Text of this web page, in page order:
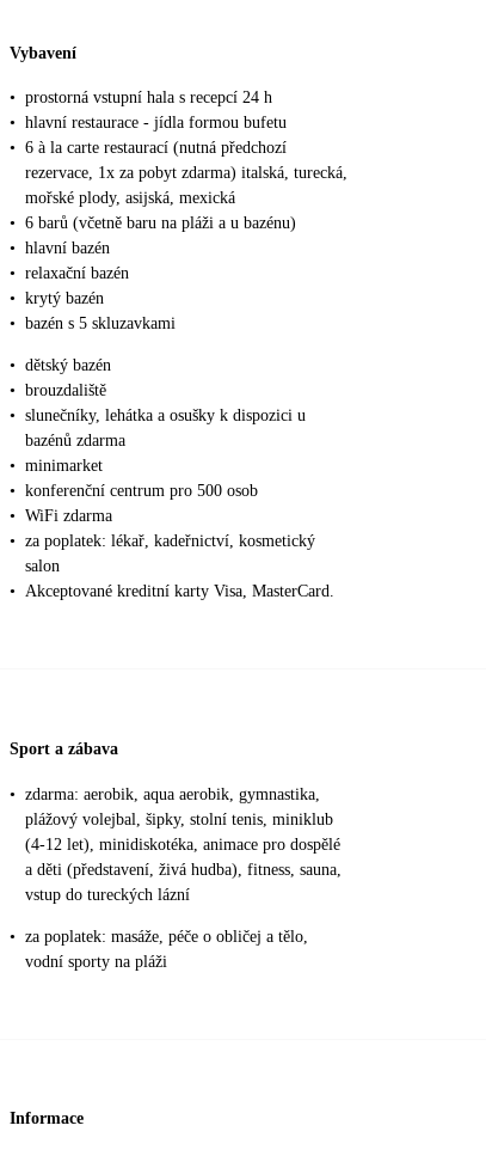
Vybavení
• prostorná vstupní hala s recepcí 24 h
• hlavní restaurace - jídla formou bufetu
• 6 à la carte restaurací (nutná předchozí
rezervace, 1x za pobyt zdarma) italská, turecká,
mořské plody, asijská, mexická
• 6 barů (včetně baru na pláži a u bazénu)
• hlavní bazén
• relaxační bazén
• krytý bazén
• bazén s 5 skluzavkami
• dětský bazén
• brouzdaliště
• slunečníky, lehátka a osušky k dispozici u
bazénů zdarma
• minimarket
• konferenční centrum pro 500 osob
• WiFi zdarma
• za poplatek: lékař, kadeřnictví, kosmetický
salon
• Akceptované kreditní karty Visa, MasterCard.
Sport a zábava
• zdarma: aerobik, aqua aerobik, gymnastika,
plážový volejbal, šipky, stolní tenis, miniklub
(4-12 let), minidiskotéka, animace pro dospělé
a děti (představení, živá hudba), fitness, sauna,
vstup do tureckých lázní
• za poplatek: masáže, péče o obličej a tělo,
vodní sporty na pláži
Informace